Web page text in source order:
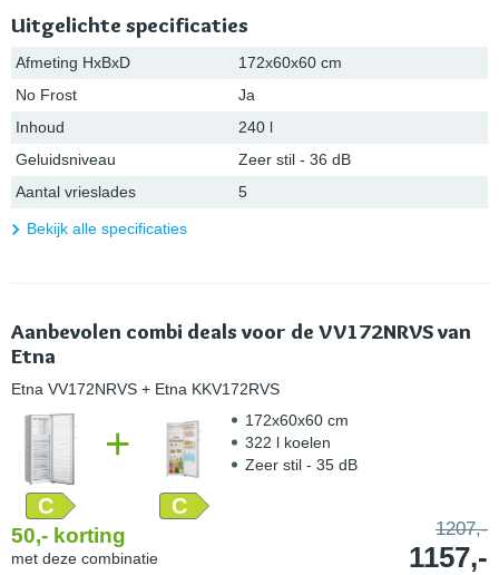
Uitgelichte specificaties
Afmeting HxBxD
172x60x60 cm
No Frost
Ja
Inhoud
240 l
Geluidsniveau
Zeer stil - 36 dB
Aantal vrieslades
5
Bekijk alle specificaties
Aanbevolen combi deals voor de VV172NRVS van
Etna
Etna VV172NRVS + Etna KKV172RVS
C
+
C
172x60x60 cm
322 l koelen
Zeer stil - 35 dB
50,- korting
met deze combinatie
1207,-
1157,-